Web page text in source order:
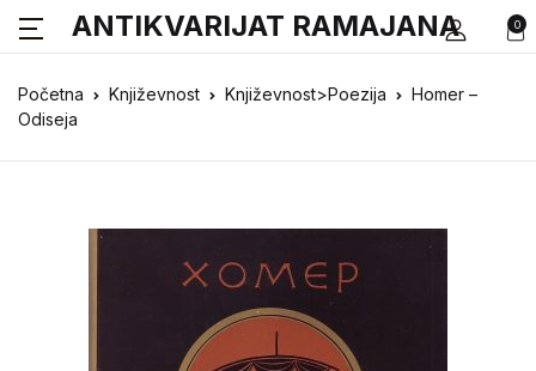
0
ANTIKVARIJAT RAMAJANA
Početna Književnost Književnost>Poezija
Homer –
Odiseja